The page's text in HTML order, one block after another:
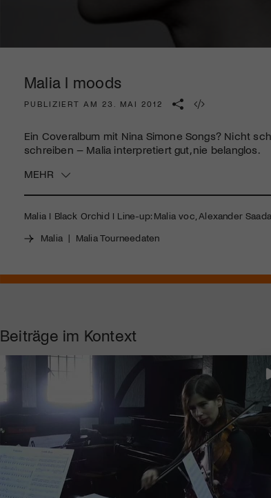
Malia I moods
PUBLIZIERT AM 23. MAI 2012
Ein Coveralbum mit Nina Simone Songs? Nicht
schreiben – Malia interpretiert gut, nie belanglos.
MEHR
Malia I Black Orchid I Line-up: Malia voc, Alexander
Malia| Malia Tourneedaten
Beiträge im Kontext
Mit deiner Mitgliedschaft erhältst
diversen Kulturevents.
Jetzt Mitglied werden